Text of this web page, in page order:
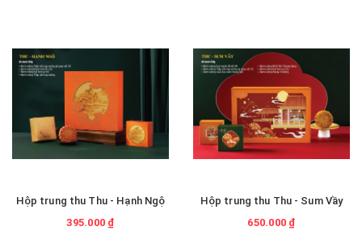
Hộp trung thu Thu - Hạnh Ngộ
395.000 ₫
Hộp trung thu Thu - Sum Vầy
650.000 ₫